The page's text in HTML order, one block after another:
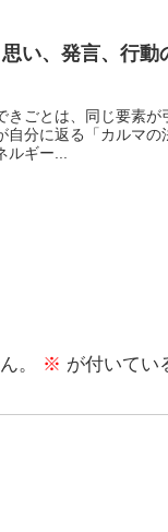
い、発言、行動
きごとは、同じ要素が
自分に返る「カルマの
ルギー...
。 ※ が付いてい